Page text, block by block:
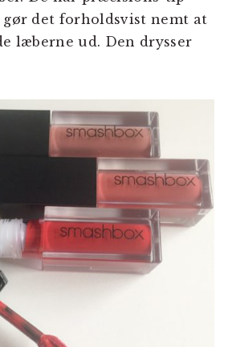
det forholdsvist nemt at
læberne ud. Den drysser